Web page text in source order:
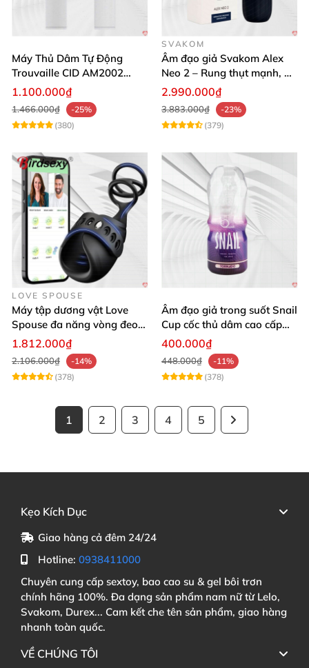
Máy Thủ Dâm Tự Động
Trouvaille CID AM2002
Mạnh Mẽ Dễ Lên Đỉnh
1.100.000₫
1.466.000₫
-25%
(380)
SVAKOM
Âm đạo giả Svakom Alex
Neo 2 – Rung thụt mạnh, đa
năng, cải tiến mới
2.990.000₫
3.883.000₫
-23%
(379)
LOVE SPOUSE
Máy tập dương vật Love
Spouse đa năng vòng đeo
điều khiển qua app tiện lợi
1.812.000₫
2.106.000₫
-14%
(378)
Âm đạo giả trong suốt Snail
Cup cốc thủ dâm cao cấp
nam giới
400.000₫
448.000₫
-11%
(378)
1 2 3 4 5
Kẹo Kích Dục
Giao hàng cả đêm 24/24
Hotline: 0938411000
Chuyên cung cấp sextoy, bao cao su & gel bôi trơn
chính hãng 100%. Đa dạng sản phẩm nam nữ từ Lelo,
Svakom, Durex... Cam kết che tên sản phẩm, giao hàng
nhanh toàn quốc.
VỀ CHÚNG TÔI